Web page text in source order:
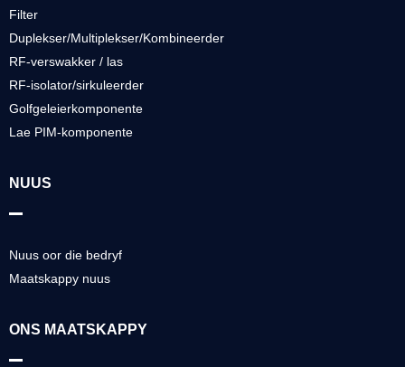
Filter
Duplekser/Multiplekser/Kombineerder
RF-verswakker / las
RF-isolator/sirkuleerder
Golfgeleierkomponente
Lae PIM-komponente
NUUS
Nuus oor die bedryf
Maatskappy nuus
ONS MAATSKAPPY